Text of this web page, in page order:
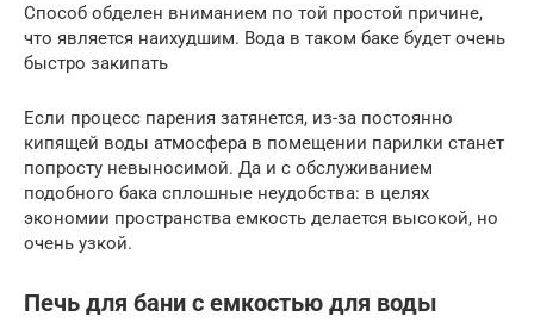
Способ обделен вниманием по той простой причине,
что является наихудшим. Вода в таком баке будет очень
быстро закипать
Если процесс парения затянется, из-за постоянно
кипящей воды атмосфера в помещении парилки станет
попросту невыносимой. Да и с обслуживанием
подобного бака сплошные неудобства: в целях
экономии пространства емкость делается высокой, но
очень узкой.
Печь для бани с емкостью для воды